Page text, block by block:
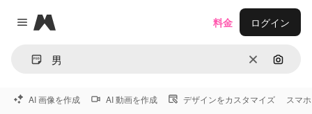
Close menu
Magnific
消去 画像で
料金 ログイン
AI 画像を作成 AI 動画を作成 デザインをカスタマイズ スマホ